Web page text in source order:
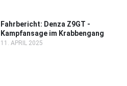
Fahrbericht: Denza Z9GT -
Kampfansage im Krabbengang
11. APRIL 2025